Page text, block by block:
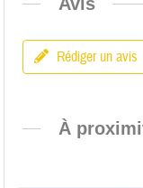
Rédiger un avis
À